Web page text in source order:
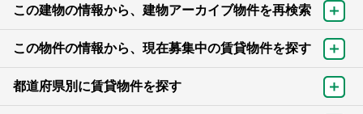
この建物の情報から、建物アーカイブ物件を再検索
この物件の情報から、現在募集中の賃貸物件を探す
都道府県別に賃貸物件を探す